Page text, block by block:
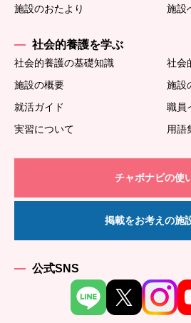
施設のおたより
施設
社会的養護を学ぶ
社会的養護の基礎知識
社会
施設の概要
施設
就活ガイド
職員
実習について
用語
チャボナビの使
掲載をお考えの施
公式SNS